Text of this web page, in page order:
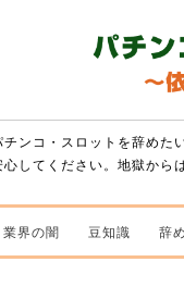
チンコ・スロットを辞めた
心してください。地獄から
業界の闇 豆知識 辞